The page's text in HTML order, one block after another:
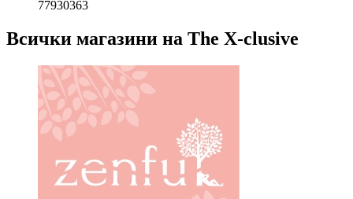
77930363
Всички магазини на The X-clusive